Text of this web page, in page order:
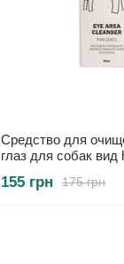
Средство для
глаз для собак
175 грн
155 грн